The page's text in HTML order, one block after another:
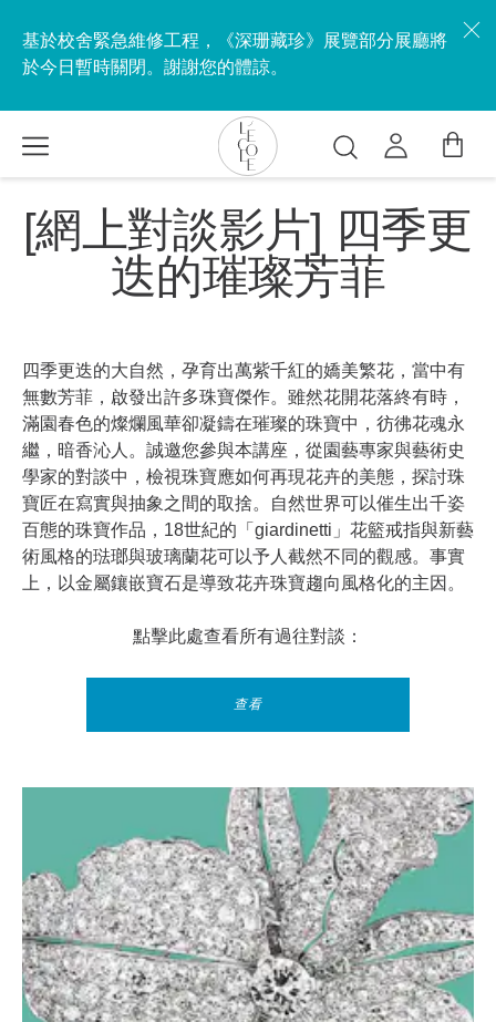
基於校舍緊急維修工程，《深珊藏珍》展覽部分展廳將
於今日暫時關閉。謝謝您的體諒。
School
of
Jewelry
搜
尋
[網上對談影片] 四季更
迭的璀璨芳菲
四季更迭的大自然，孕育出萬紫千紅的嬌美繁花，當中有
無數芳菲，啟發出許多珠寶傑作。雖然花開花落終有時，
滿園春色的燦爛風華卻凝鑄在璀璨的珠寶中，彷彿花魂永
繼，暗香沁人。誠邀您參與本講座，從園藝專家與藝術史
學家的對談中，檢視珠寶應如何再現花卉的美態，探討珠
寶匠在寫實與抽象之間的取捨。自然世界可以催生出千姿
百態的珠寶作品，18世紀的「giardinetti」花籃戒指與新藝
術風格的琺瑯與玻璃蘭花可以予人截然不同的觀感。事實
上，以金屬鑲嵌寶石是導致花卉珠寶趨向風格化的主因。
點擊此處查看所有過往對談：
查看